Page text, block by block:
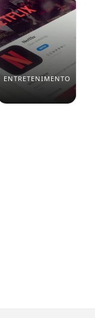
ENTRETENIMENTO